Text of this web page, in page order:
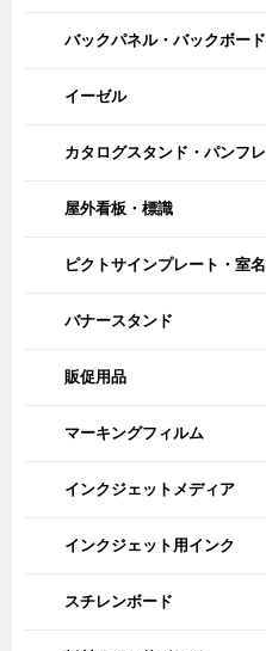
バックパネル・バックボード
イーゼル
カタログスタンド・パンフ
屋外看板・標識
ピクトサインプレート・室
バナースタンド
販促用品
マーキングフィルム
インクジェットメディア
インクジェット用インク
スチレンボード